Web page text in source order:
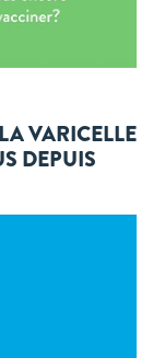
VARICELLE
DEPUIS